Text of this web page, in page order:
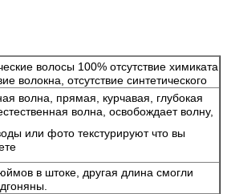
волосы 100% отсутствие химиката
волокна, отсутствие синтетического
волна, прямая, курчавая, глубокая
волна, освобождает волну,
или фото текстурируют что вы
в штоке, другая длина смогли